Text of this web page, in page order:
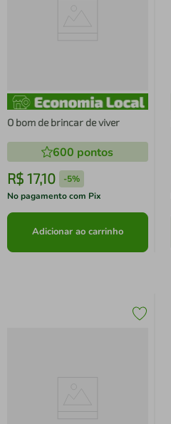
O bom de brincar de viver
600 pontos
R$ 17,10 -5%
No pagamento com Pix
Adicionar ao carrinho